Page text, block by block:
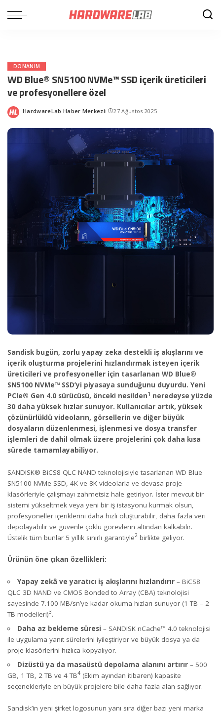
DONANIM
WD Blue® SN5100 NVMe™ SSD içerik üreticileri
ve profesyonellere özel
Posted
HardwareLab Haber Merkezi 27 Ağustos 2025
Sandisk bugün, zorlu yapay zeka destekli iş akışlarını ve
içerik oluşturma projelerini hızlandırmak isteyen içerik
üreticileri ve profesyoneller için tasarlanan WD Blue®
SN5100 NVMe™ SSD’yi piyasaya sunduğunu duyurdu. Yeni
PCIe® Gen 4.0 sürücüsü, önceki nesilden1 neredeyse yüzde
30 daha yüksek hızlar sunuyor. Kullanıcılar artık, yüksek
çözünürlüklü videoların, görsellerin ve diğer büyük
dosyaların düzenlenmesi, işlenmesi ve dosya transfer
işlemleri de dahil olmak üzere projelerini çok daha kısa
sürede tamamlayabiliyor.
SANDISK® BiCS8 QLC NAND teknolojisiyle tasarlanan WD Blue
SN5100 NVMe SSD, 4K ve 8K videolarla ve devasa proje
klasörleriyle çalışmayı zahmetsiz hale getiriyor. İster mevcut bir
sistemi yükseltmek veya yeni bir iş istasyonu kurmak olsun,
profesyoneller içeriklerini daha hızlı oluşturabilir, daha fazla veri
depolayabilir ve güvenle çoklu görevlerin altından kalkabilir.
Üstelik tüm bunlar 5 yıllık sınırlı garantiyle2 birlikte geliyor.
Ürünün öne çıkan özellikleri:
Yapay zekâ ve yaratıcı iş akışlarını hızlandırır– BiCS8
QLC 3D NAND ve CMOS Bonded to Array (CBA) teknolojisi
sayesinde 7.100 MB/sn’ye kadar okuma hızları sunuyor (1 TB – 2
TB modelleri)3.
Daha az bekleme süresi – SANDISK nCache™ 4.0 teknolojisi
ile uygulama yanıt sürelerini iyileştiriyor ve büyük dosya ya da
proje klasörlerini hızlıca kopyalıyor.
Dizüstü ya da masaüstü depolama alanını artırır– 500
GB, 1 TB, 2 TB ve 4 TB4 (Ekim ayından itibaren) kapasite
seçenekleriyle en büyük projelere bile daha fazla alan sağlıyor.
Sandisk’in yeni şirket logosunun yanı sıra diğer bazı yeni marka